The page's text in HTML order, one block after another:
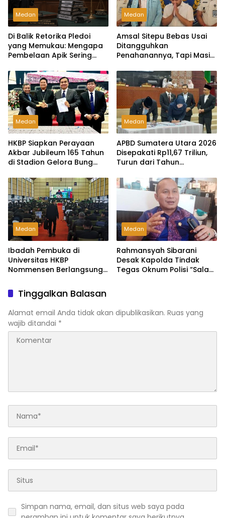
Medan
Di Balik Retorika Pledoi
yang Memukau: Mengapa
Pembelaan Apik Sering
Medan
Amsal Sitepu Bebas Usai
Ditangguhkan
Penahanannya, Tapi Masih
Medan
HKBP Siapkan Perayaan
Akbar Jubileum 165 Tahun
di Stadion Gelora Bung
Medan
APBD Sumatera Utara 2026
Disepakati Rp11,67 Triliun,
Turun dari Tahun
Medan
Ibadah Pembuka di
Universitas HKBP
Nommensen Berlangsung
Yayasan dan Pimpinan
Kampus
Medan
Rahmansyah Sibarani
Desak Kapolda Tindak
Tegas Oknum Polisi “Salah
Tinggalkan Balasan
Alamat email Anda tidak akan dipublikasikan. Ruas yang
wajib ditandai *
Simpan nama, email, dan situs web saya pada